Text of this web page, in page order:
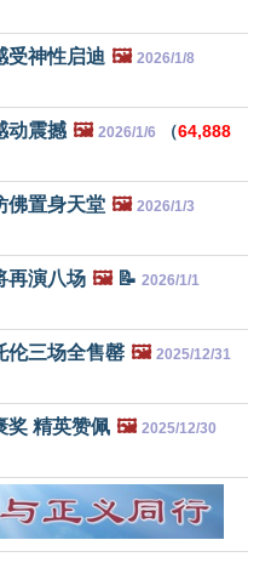
受神性启迪 🖼️ 2026/1/8
动震撼 🖼️ 2026/1/6 （64,888
佛置身天堂 🖼️ 2026/1/3
再演八场 🖼️📝 2026/1/1
伦三场全售罄 🖼️ 2025/12/31
奖 精英赞佩 🖼️ 2025/12/30